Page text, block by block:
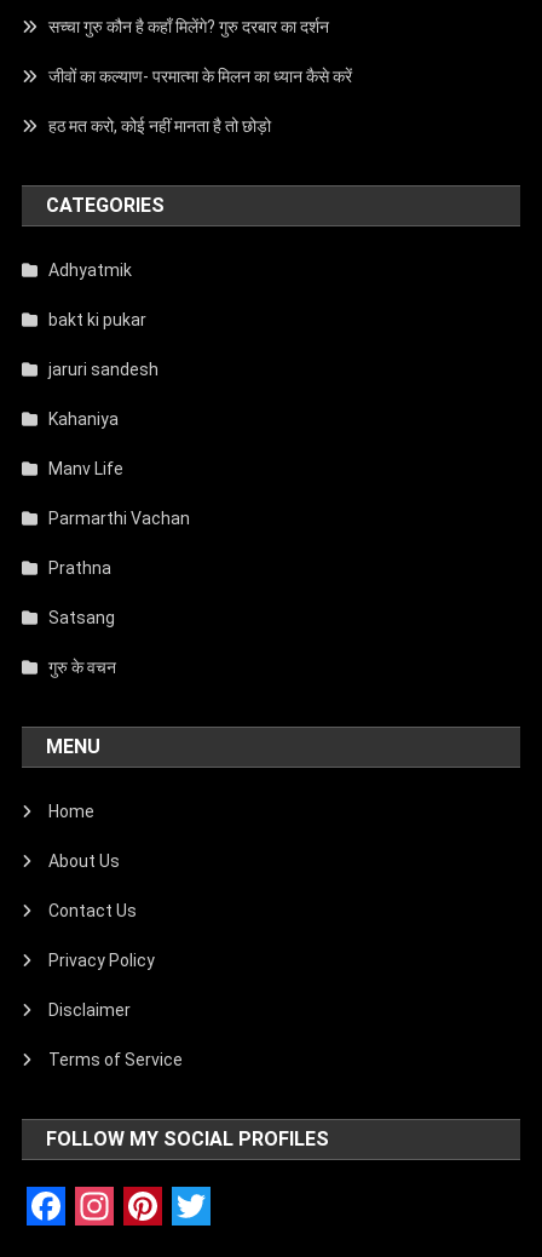
सच्चा गुरु कौन है कहाँ मिलेंगे? गुरु दरबार का दर्शन
जीवों का कल्याण- परमात्मा के मिलन का ध्यान कैसे करें
हठ मत करो, कोई नहीं मानता है तो छोड़ो
CATEGORIES
Adhyatmik
bakt ki pukar
jaruri sandesh
Kahaniya
Manv Life
Parmarthi Vachan
Prathna
Satsang
गुरु के वचन
MENU
Home
About Us
Contact Us
Privacy Policy
Disclaimer
Terms of Service
FOLLOW MY SOCIAL PROFILES